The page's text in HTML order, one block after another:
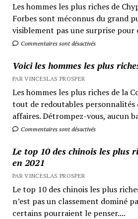
Les hommes les plus riches de
Forbes sont méconnus du grand
visiblement pas une surprise pour
Commentaires sont désactivés
Voici les hommes les plus
PAR VINCESLAS PROSPER
Les hommes les plus riches de la
tout de redoutables personnalités
affaires. Détrompez-vous, aucun
Commentaires sont désactivés
Le top 10 des chinois les plus
en 2021
PAR VINCESLAS PROSPER
Le top 10 des chinois les plus
n’est pas un classement dominé
certains pourraient le penser....